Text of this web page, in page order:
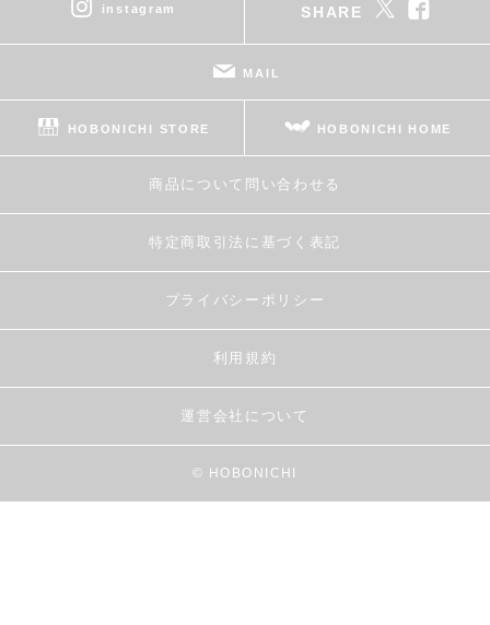
instagram SHARE
MAIL
HOBONICHI STORE HOBONICHI HOME
商品について問い合わせる
特定商取引法に基づく表記
プライバシーポリシー
利用規約
運営会社について
© HOBONICHI